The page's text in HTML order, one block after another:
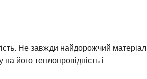
Не завжди найдорожчий матеріал
його теплопровідність і